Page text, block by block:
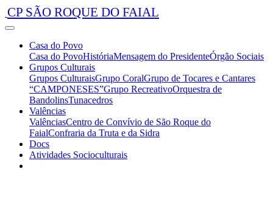
CP SÃO ROQUE DO FAIAL
Casa do Povo
Casa do PovoHistóriaMensagem do PresidenteÓrgão Sociais
Grupos Culturais
Grupos CulturaisGrupo CoralGrupo de Tocares e Cantares
“CAMPONESES”Grupo RecreativoOrquestra de
BandolinsTunacedros
Valências
ValênciasCentro de Convívio de São Roque do
FaialConfraria da Truta e da Sidra
Docs
Atividades Socioculturais